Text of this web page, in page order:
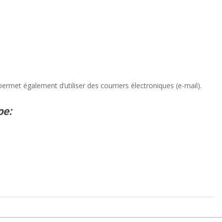
également d’utiliser des courriers électroniques (e-mail).